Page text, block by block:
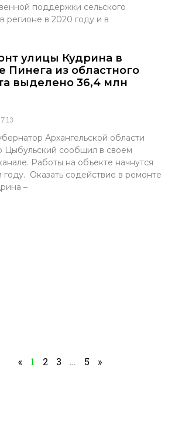
поддержки сельского
регионе в 2020 году и в
улицы Кудрина в
Пинега из областного
выделено 36,4 млн
Архангельской области
Цыбульский сообщил в своем
Работы на объекте начнутся
году. Оказать содействие в ремонте
–
« 1 2 3 … 5 »